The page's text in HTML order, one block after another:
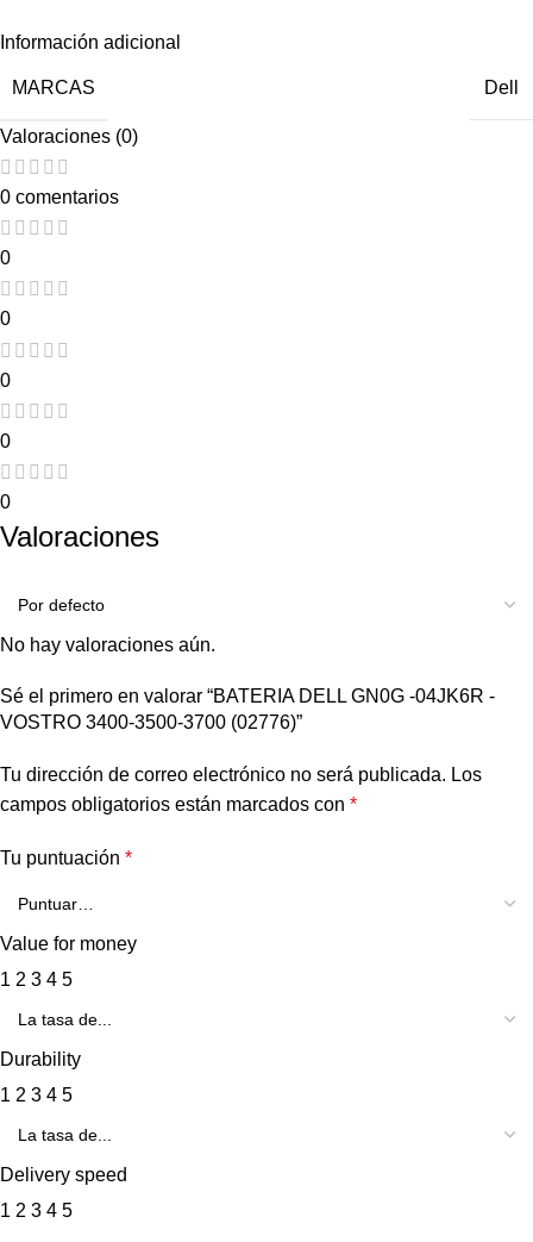
Información adicional
MARCAS Dell
Valoraciones (0)
0 comentarios
0
0
0
0
0
Valoraciones
No hay valoraciones aún.
Sé el primero en valorar “BATERIA DELL GN0G -04JK6R -
VOSTRO 3400-3500-3700 (02776)”
Tu dirección de correo electrónico no será publicada. Los
campos obligatorios están marcados con *
Tu puntuación *
Value for money
1 2 3 4 5
Durability
1 2 3 4 5
Delivery speed
1 2 3 4 5